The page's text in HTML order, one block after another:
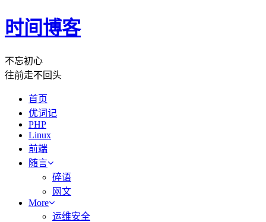
时间博客
不忘初心
往前走不回头
首页
优词记
PHP
Linux
前端
随言
碎语
网文
More
运维安全